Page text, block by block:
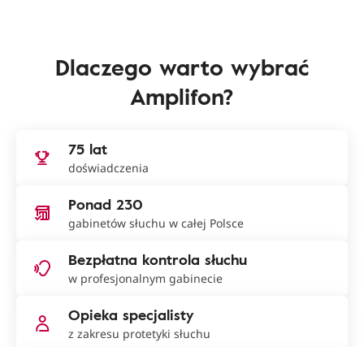
Dlaczego warto wybrać
Amplifon?
75 lat
doświadczenia
Ponad 230
gabinetów słuchu w całej Polsce
Bezpłatna kontrola słuchu
w profesjonalnym gabinecie
Opieka specjalisty
z zakresu protetyki słuchu